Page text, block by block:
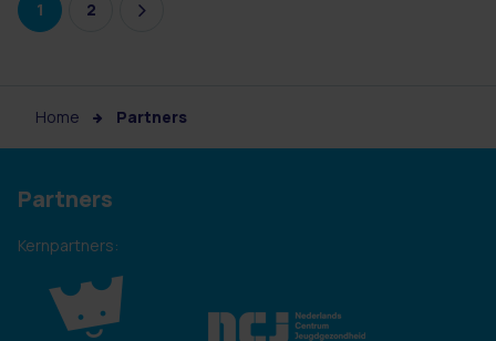
1 2
Home Partners
Partners
Kernpartners: